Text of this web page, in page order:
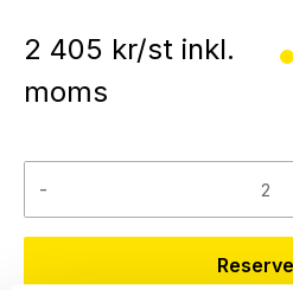
2 405 kr/st inkl.
moms
-